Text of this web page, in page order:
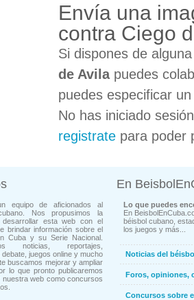
Envía una
contra Ciego
Si dispones de
de Avilapuedes
puedes especificar
No has iniciado
registrate para poder
equipo de aficionados al
Nos propusimos la
esta web con el
brindar información sobre el
Cuba y su Serie Nacional.
noticias, reportajes,
juegos online y mucho
buscamos mejorar y ampliar
lo que pronto publicaremos
web como concursos
En
Lo que puedes
En
béisbol cubano,
los juegos y más...
Noticias del
Foros, opiniones,
Concursos sobre